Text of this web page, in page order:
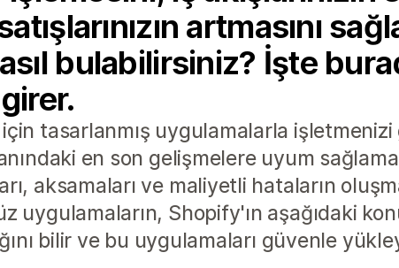
artmasını
bulabilirsiniz? İşte
tasarlanmış uygulamalarla
en son gelişmelere uyum
aksamaları ve maliyetli hataların
uygulamaların, Shopify'ın aşağıdaki
bilir ve bu uygulamaları güvenle